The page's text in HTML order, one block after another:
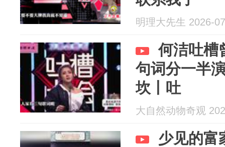
明理大先生 2026-
何洁吐槽
句词分一半
坎丨吐
大自然动物奇观
少见的富